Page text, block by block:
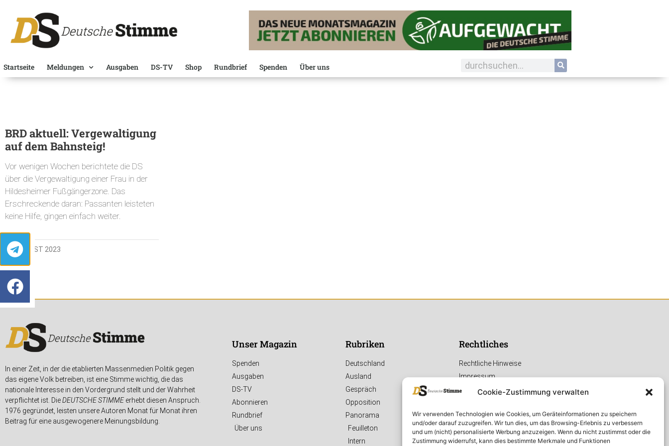
Cookie-Zustimmung verwalten
Wir verwenden Technologien wie Cookies, um Geräteinformationen zu speichern
und/oder darauf zuzugreifen. Wir tun dies, um das Browsing-Erlebnis zu verbessern
und um (nicht) personalisierte Werbung anzuzeigen. Wenn du nicht zustimmst oder die
Zustimmung widerrufst, kann dies bestimmte Merkmale und Funktionen
Startseite Meldungen Ausgaben DS-TV Shop Rundbrief Spenden Über uns
BRD aktuell: Vergewaltigung
auf dem Bahnsteig!
Vor wenigen Wochen berichtete die DS
über die Vergewaltigung einer Frau in der
Hildesheimer Fußgängerzone. Das
Erschreckende daran: Passanten leisteten
keine Hilfe, gingen einfach weiter.
22. AUGUST 2023
In einer Zeit, in der die etablierten Massenmedien Politik gegen
das eigene Volk betreiben, ist eine Stimme wichtig, die das
nationale Interesse in den Vordergrund stellt und der Wahrheit
verpflichtet ist. DieDEUTSCHE STIMMEerhebt diesen Anspruch.
1976 gegründet, leisten unsere Autoren Monat für Monat ihren
Beitrag für eine ausgewogenere Meinungsbildung.
Unser Magazin
Spenden
Ausgaben
DS-TV
Abonnieren
Rundbrief
Über uns
Rubriken
Deutschland
Ausland
Gespräch
Opposition
Panorama
Feuilleton
Intern
Rechtliches
Rechtliche Hinweise
Impressum
Datenschutzerklärung